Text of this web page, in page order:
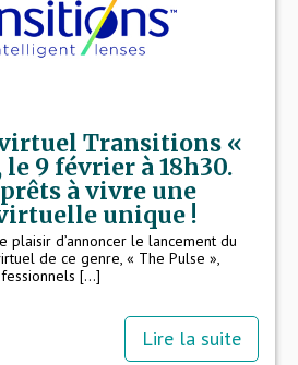
Transitions «
9 février à 18h30.
à vivre une
unique !
plaisir d’annoncer le lancement du
de ce genre, « The Pulse »,
[...]
Lire la suite